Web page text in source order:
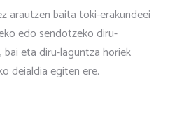
arautzen baita toki-erakundeei
edo sendotzeko diru-
eta diru-laguntza horiek
deialdia egiten ere.